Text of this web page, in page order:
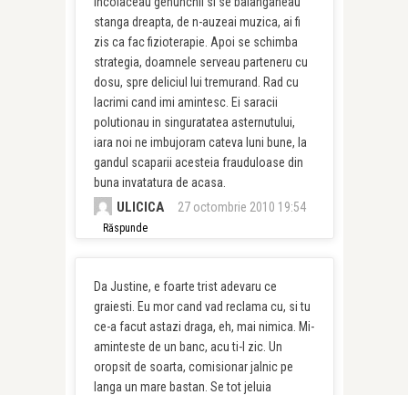
stanga dreapta, de n-auzeai muzica, ai fi
zis ca fac fizioterapie. Apoi se schimba
strategia, doamnele serveau parteneru cu
dosu, spre deliciul lui tremurand. Rad cu
lacrimi cand imi amintesc. Ei saracii
polutionau in singuratatea asternutului,
iara noi ne imbujoram cateva luni bune, la
gandul scaparii acesteia frauduloase din
buna invatatura de acasa.
ULICICA 27 octombrie 2010 19:54
Răspunde
Da Justine, e foarte trist adevaru ce
graiesti. Eu mor cand vad reclama cu, si tu
ce-a facut astazi draga, eh, mai nimica. Mi-
aminteste de un banc, acu ti-l zic. Un
oropsit de soarta, comisionar jalnic pe
langa un mare bastan. Se tot jeluia